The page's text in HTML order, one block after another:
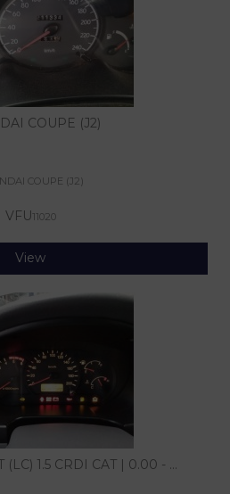
COUPE (J2)
COUPE (J2)
VFU11020
View
(LC) 1.5 CRDI CAT | 0.00 - ...